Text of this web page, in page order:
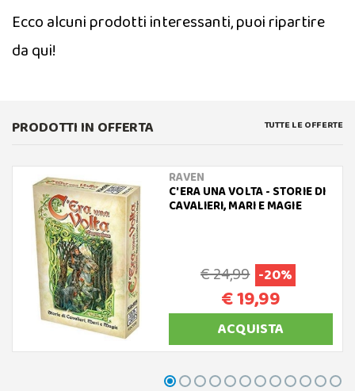
Ecco alcuni prodotti interessanti, puoi ripartire
da qui!
PRODOTTI IN OFFERTA TUTTE LE OFFERTE
RAVEN
C'ERA UNA VOLTA - STORIE DI
CAVALIERI, MARI E MAGIE
€ 24,99 -20%
€ 19,99
ACQUISTA